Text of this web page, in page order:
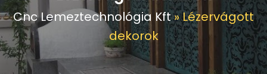
Cnc Lemeztechnológia Kft»Lézervágott
dekorok